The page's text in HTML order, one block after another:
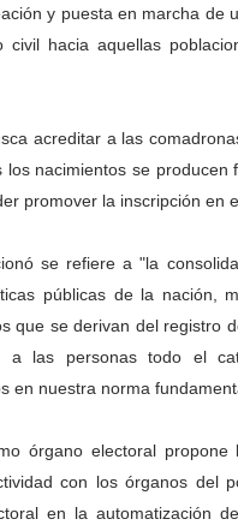
formación académica
la economía
consolida plan de
y puesta en marcha de
civil hacia aquellas
acreditar a las
los nacimientos se
promover la inscripción en
se refiere a "la
públicas de la nación,
que se derivan del registro
a las personas todo el
en nuestra norma
órgano electoral
con los órganos del
en la automatización